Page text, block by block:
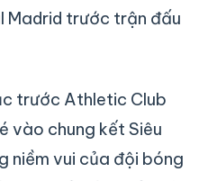
Madrid trước trận đấu
trước Athletic Club
vào chung kết Siêu
niềm vui của đội bóng